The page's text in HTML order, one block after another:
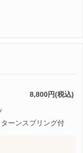
8,800円(税込)
ーンスプリング付